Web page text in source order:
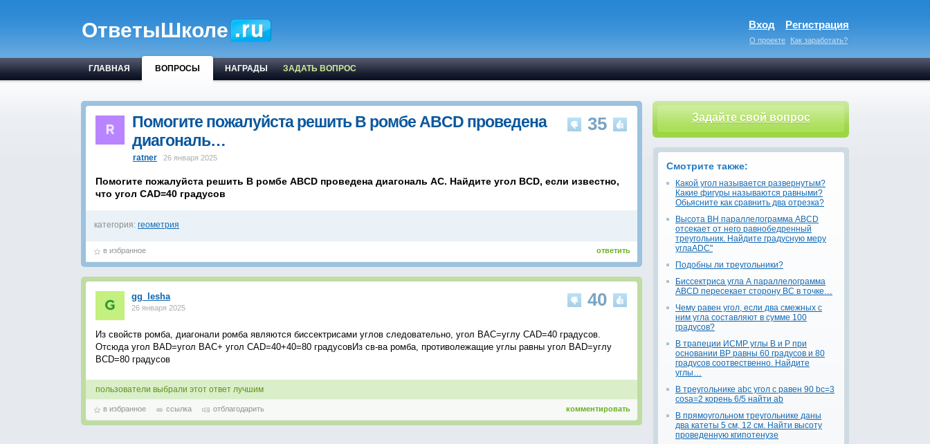
ОтветыШколе Вход Регистрация
О проекте Как заработать?
ГЛАВНАЯ ВОПРОСЫ НАГРАДЫ ЗАДАТЬ ВОПРОС
35
Помогите пожалуйста решить В ромбе ABCD проведена
диагональ…
ratner 26 января 2025
Помогите пожалуйста решить В ромбе ABCD проведена диагональ AC. Найдите угол BCD, если известно,
что угол CAD=40 градусов
категория: геометрия
ответить
в избранное
40
gg_lesha
26 января 2025
Из свойств ромба, диагонали ромба являются биссектрисами углов следовательно, угол ВАС=углу САD=40 градусов.
Отсюда угол ВАD=угол BAC+ угол CAD=40+40=80 градусовИз св-ва ромба, противолежащие углы равны угол BAD=углу
BCD=80 градусов
пользователи выбрали этот ответ лучшим
комментировать
в избранное ссылка отблагодарить
Задайте свой вопрос
Смотрите также:
Какой угол называется развернутым?
Какие фигуры называются равными?
Обьясните как сравнить два отрезка?
Высота BH параллелограмма ABCD
отсекает от него равнобедренный
треугольник. Найдите градусную меру
углаADC"
Подобны ли треугольники?
Биссектриса угла А параллелограмма
ABCD пересекает сторону BC в точке…
Чему равен угол, если два смежных с
ним угла составляют в сумме 100
градусов?
В трапеции ИСМР углы В и Р при
основании ВР равны 60 градусов и 80
градусов соотвественно. Найдите
углы…
В треугольнике abc угол c равен 90 bc=3
cosa=2 корень 6/5 найти ab
В прямоугольном треугольнике даны
два катеты 5 см, 12 см. Найти высоту
проведенную кгипотенузе